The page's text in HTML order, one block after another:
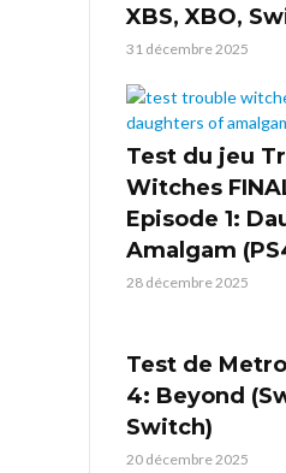
XBS, XBO,
31 décembre 2025
Test du jeu
Witches
Episode 1:
Amalgam
28 décembre 2025
Test de
4: Beyond
Switch)
20 décembre 2025